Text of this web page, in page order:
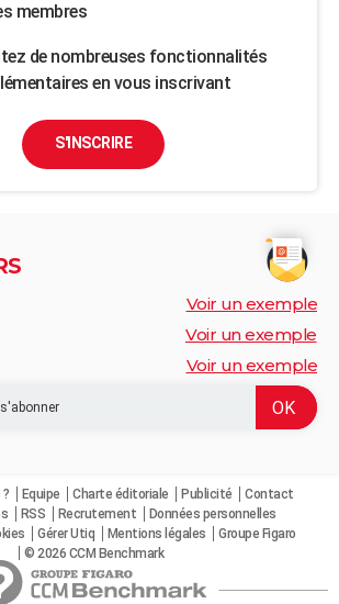
membres
de nombreuses fonctionnalités
en vous inscrivant
S'INSCRIRE
Voir un exemple
Voir un exemple
Voir un exemple
Equipe Charte éditoriale Publicité
Contact
RSS Recrutement
Données personnelles
Gérer Utiq Mentions légales
Groupe Figaro
© 2026 CCM Benchmark